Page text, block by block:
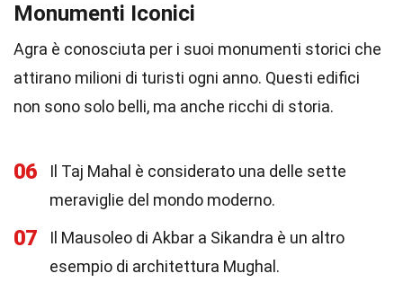
Monumenti Iconici
Agra è conosciuta per i suoi monumenti storici che
attirano milioni di turisti ogni anno. Questi edifici
non sono solo belli, ma anche ricchi di storia.
06
Il Taj Mahal è considerato una delle sette
meraviglie del mondo moderno.
07
Il Mausoleo di Akbar a Sikandra è un altro
esempio di architettura Mughal.